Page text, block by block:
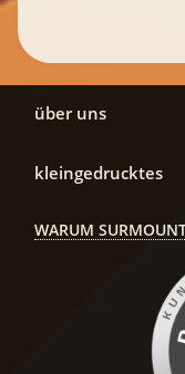
über uns
kleingedrucktes
WARUM